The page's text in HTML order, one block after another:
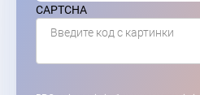
CAPTCHA
Введите код с картинки